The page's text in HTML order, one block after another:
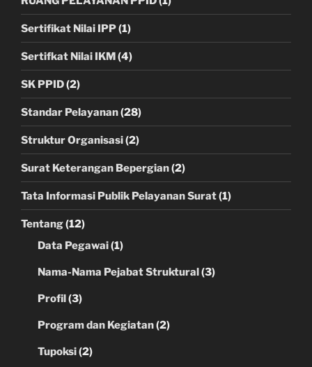
Sertifikat Nilai IPP(1)
Sertifkat Nilai IKM(4)
SK PPID(2)
Standar Pelayanan(28)
Struktur Organisasi(2)
Surat Keterangan Bepergian(2)
Tata Informasi Publik Pelayanan Surat(1)
Tentang(12)
Data Pegawai(1)
Nama-Nama Pejabat Struktural(3)
Profil(3)
Program dan Kegiatan(2)
Tupoksi(2)